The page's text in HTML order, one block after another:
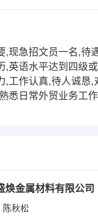
,现急招文员一名,待
,英语水平达到四级
,工作认真,待人诚恳,
悉日常外贸业务工
焕金属材料有限公司
陈秋松